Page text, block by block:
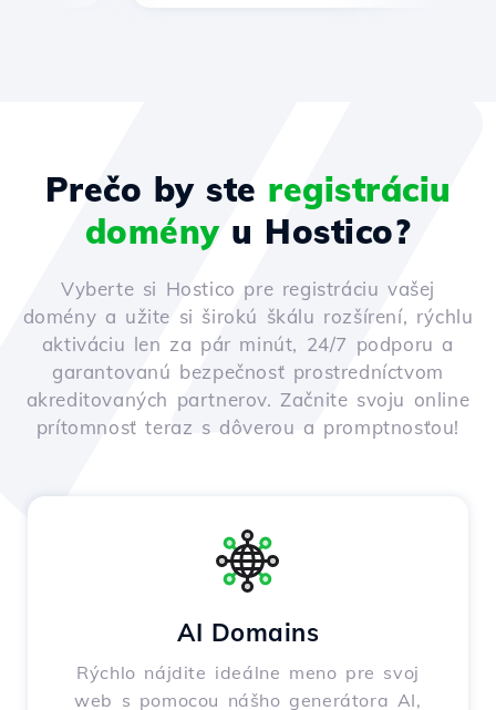
Prečo by ste registráciu
doményu Hostico?
Vyberte si Hostico pre registráciu vašej
domény a užite si širokú škálu rozšírení, rýchlu
aktiváciu len za pár minút, 24/7 podporu a
garantovanú bezpečnosť prostredníctvom
akreditovaných partnerov. Začnite svoju online
prítomnosť teraz s dôverou a promptnosťou!
AI Domains
Rýchlo nájdite ideálne meno pre svoj
web s pomocou nášho generátora AI,